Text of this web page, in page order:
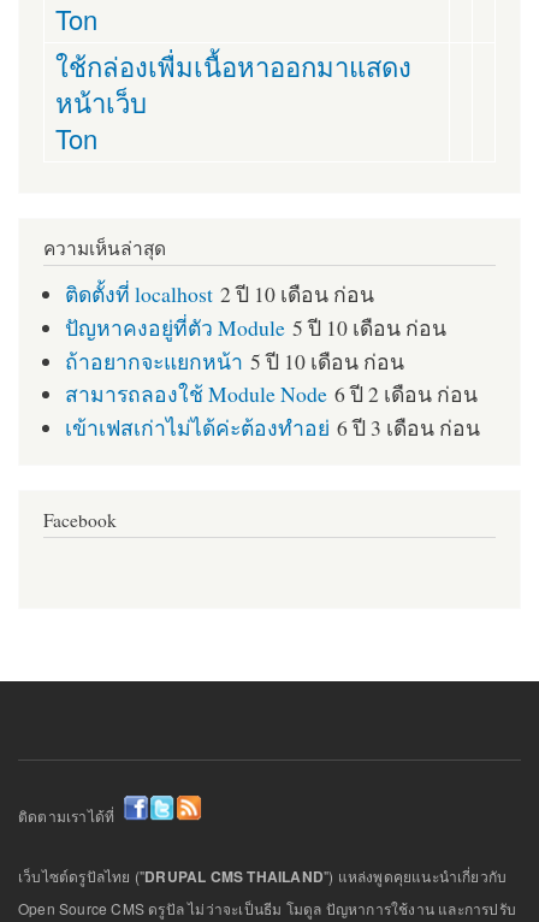
Ton
ใช้กล่องเพื่มเนื้อหาออกมาแสดง
หน้าเว็บ
Ton
ความเห็นล่าสุด
ติดตั้งที่ localhost 2 ปี 10 เดือน ก่อน
ปัญหาคงอยู่ที่ตัว Module 5 ปี 10 เดือน ก่อน
ถ้าอยากจะแยกหน้า 5 ปี 10 เดือน ก่อน
สามารถลองใช้ Module Node 6 ปี 2 เดือน ก่อน
เข้าเฟสเก่าไม่ได้ค่ะต้องทำอย่ 6 ปี 3 เดือน ก่อน
Facebook
ติดตามเราได้ที่
เว็บไซต์ดรูปัลไทย ("DRUPAL CMS THAILAND") แหล่งพูดคุยแนะนำเกี่ยวกับ
Open Source CMS ดรูปัล ไม่ว่าจะเป็นธีม โมดูล ปัญหาการใช้งาน และการปรับ